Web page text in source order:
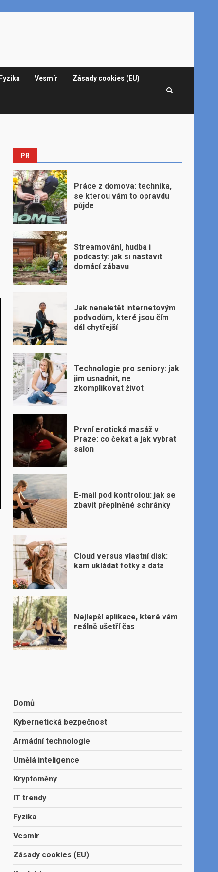
Fyzika Vesmír Zásady cookies (EU)
PR
Práce z domova: technika,
se kterou vám to opravdu
půjde
Streamování, hudba i
podcasty: jak si nastavit
domácí zábavu
Jak nenaletět internetovým
podvodům, které jsou čím
dál chytřejší
Technologie pro seniory: jak
jim usnadnit, ne
zkomplikovat život
První erotická masáž v
Praze: co čekat a jak vybrat
salon
E-mail pod kontrolou: jak se
zbavit přeplněné schránky
Cloud versus vlastní disk:
kam ukládat fotky a data
Nejlepší aplikace, které vám
reálně ušetří čas
Domů
Kybernetická bezpečnost
Armádní technologie
Umělá inteligence
Kryptoměny
IT trendy
Fyzika
Vesmír
Zásady cookies (EU)